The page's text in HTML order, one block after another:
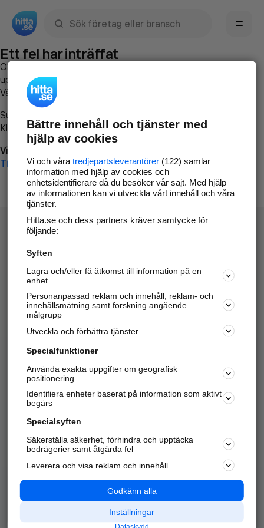
Ett fel har inträffat
Om du vill kan du
uppstod så att vi lättare och snabbare kan avhjälpa det.
Vänligen försök med följande:
Surfa till
Klicka påTillbaka-knappen i webbläsaren och försök igen
Vi beklagar besväret!
Till startsidan
Hitta.se - Gratis nummerupplysning.
Sök företag, personer och platser.
Hitta telefonnummer, adresser, företagsinfo mm.
Marknadsför företaget
Kom igång och annonsera mot
samarbetspartners nära dig.
Alla kategorier
Populära sökningar
API & Kartor
Annonsera
Integritet
Nödnummer
Bättre innehåll och tjänster med
hjälp av cookies
Vi och våra tredjepartsleverantörer(122) samlar
information med hjälp av cookies och
enhetsidentifierare då du besöker vår sajt. Med hjälp
av informationen kan vi utveckla vårt innehåll och våra
tjänster.
Hitta.se och dess partners kräver samtycke för
följande:
Syften
Lagra och/eller få åtkomst till information på en
enhet
Personanpassad reklam och innehåll, reklam- och
innehållsmätning samt forskning angående
målgrupp
Utveckla och förbättra tjänster
Specialfunktioner
Använda exakta uppgifter om geografisk
positionering
Identifiera enheter baserat på information som aktivt
begärs
Specialsyften
Säkerställa säkerhet, förhindra och upptäcka
bedrägerier samt åtgärda fel
Leverera och visa reklam och innehåll
Godkänn alla
Inställningar
Dataskydd